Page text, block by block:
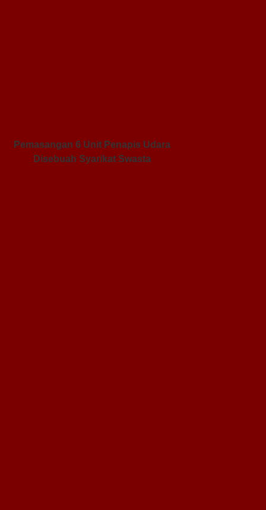
Pemasangan 6 Unit Penapis Udara
Disebuah Syarikat Swasta